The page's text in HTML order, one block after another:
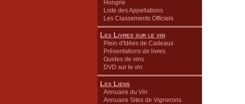
Hongrie
Liste des Appellations
Les Classements Officiels
Les Livres sur le vin
Plein d'Idées de Cadeaux
Présentations de livres
Guides de vins
DVD sur le vin
Les Liens
Annuaire du Vin
Annuaire Sites de Vignerons